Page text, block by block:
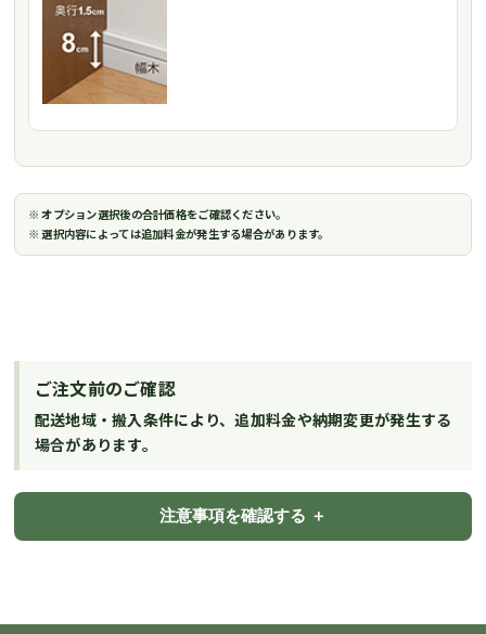
※ オプション選択後の合計価格をご確認ください。
※ 選択内容によっては追加料金が発生する場合があります。
ご注文前のご確認
配送地域・搬入条件により、追加料金や納期変更が発生する
場合があります。
注意事項を確認する